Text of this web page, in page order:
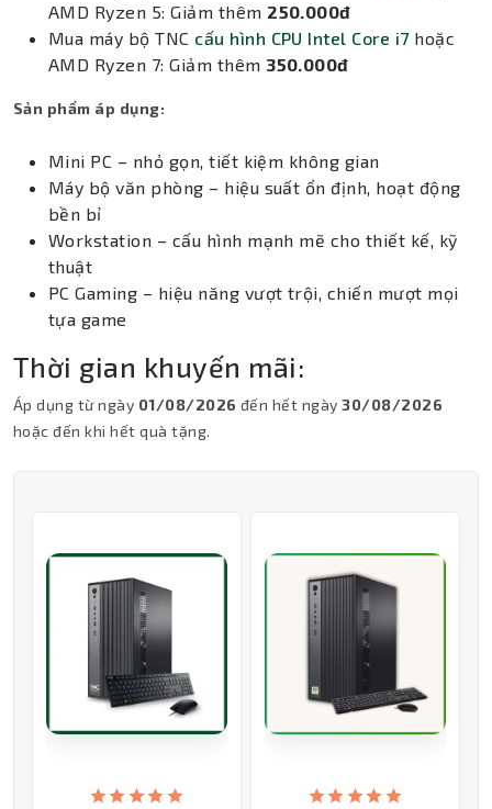
AMD Ryzen 5: Giảm thêm 250.000đ
Mua máy bộ TNC cấu hình CPU Intel Core i7 hoặc
AMD Ryzen 7: Giảm thêm 350.000đ
Sản phẩm áp dụng:
Mini PC – nhỏ gọn, tiết kiệm không gian
Máy bộ văn phòng – hiệu suất ổn định, hoạt động
bền bỉ
Workstation – cấu hình mạnh mẽ cho thiết kế, kỹ
thuật
PC Gaming – hiệu năng vượt trội, chiến mượt mọi
tựa game
Thời gian khuyến mãi:
Áp dụng từ ngày 01/08/2026 đến hết ngày 30/08/2026
hoặc đến khi hết quà tặng.